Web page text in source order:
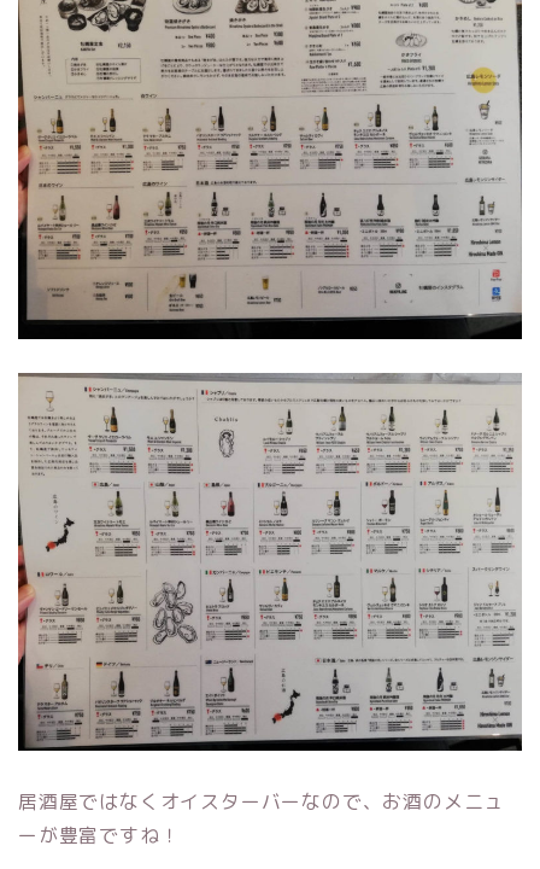
居酒屋ではなくオイスターバーなので、お酒のメニュ
ーが豊富ですね！